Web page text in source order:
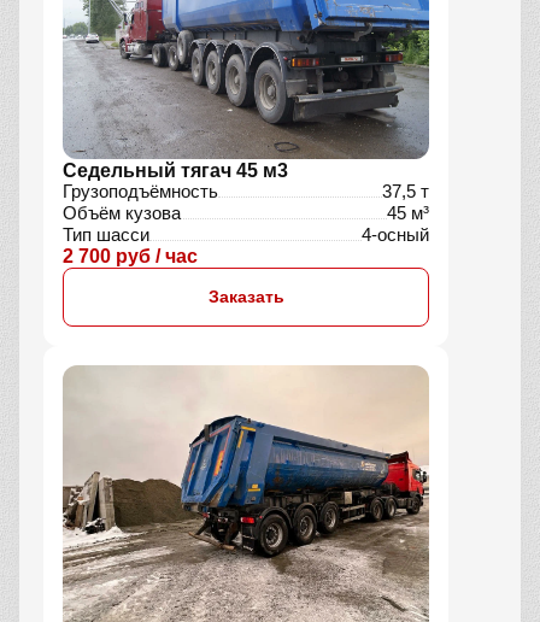
Седельный тягач 45 м3
Грузоподъёмность
37,5 т
Объём кузова
45 м³
Тип шасси
4-осный
2 700 руб / час
Заказать